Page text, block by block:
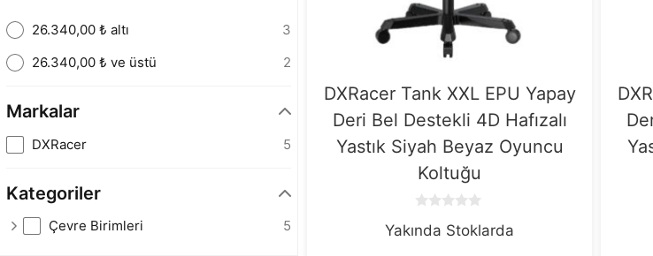
DXRacer Tank XXL EPU Yapay
Deri Bel Destekli 4D Hafızalı
Yastık Siyah Beyaz Oyuncu
Koltuğu
o
Yakında Stoklarda
26.340,00 ₺ altı
3
26.340,00 ₺ ve üstü
2
Markalar
DXRacer 5
Kategoriler
Çevre Birimleri 5